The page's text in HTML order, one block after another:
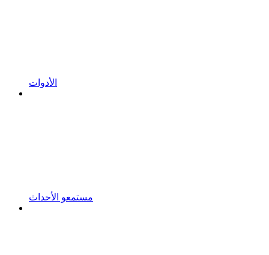
الأدوات
مستمعو الأحداث